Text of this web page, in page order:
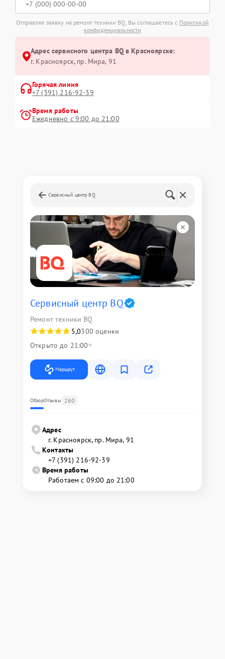
Отправляя заявку на ремонт техники BQ, Вы соглашаетесь с Политикой
конфиденциальности
Адрес сервисного центра BQ в Красноярске:
г. Красноярск, ​пр. Мира, 91
Горячая линия
+7 (391) 216-92-39
Время работы
Ежедневно с 9:00 до 21:00
Сервисный центр BQ
Сервисный центр BQ
Ремонт техники BQ
5,0300 оценки
Открыто до 21:00
Маршрут
ОбзорОтзывы 260
Адрес
г. Красноярск, ​пр. Мира, 91
Контакты
+7 (391) 216-92-39
Время работы
Работаем с 09:00 до 21:00